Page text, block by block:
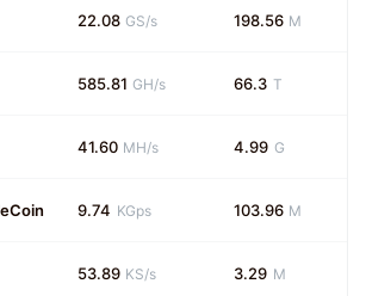
22.08 GS/s 198.56 M
585.81 GH/s 66.3 T
41.60 MH/s 4.99 G
9.74 KGps 103.96 M
53.89 KS/s 3.29 M